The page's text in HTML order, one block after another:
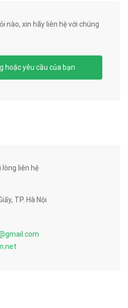
nào, xin hãy liên hệ với chúng
hoặc yêu cầu của bạn
liên hệ
TP. Hà Nội